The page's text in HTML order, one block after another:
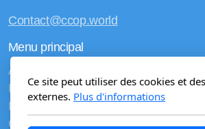
Contact@ccop.world
Menu principal
Accueil
Mission
Programme LUMEN
Gouvernance
Ce site peut utiliser des cookies et
externes. Plus d'informations